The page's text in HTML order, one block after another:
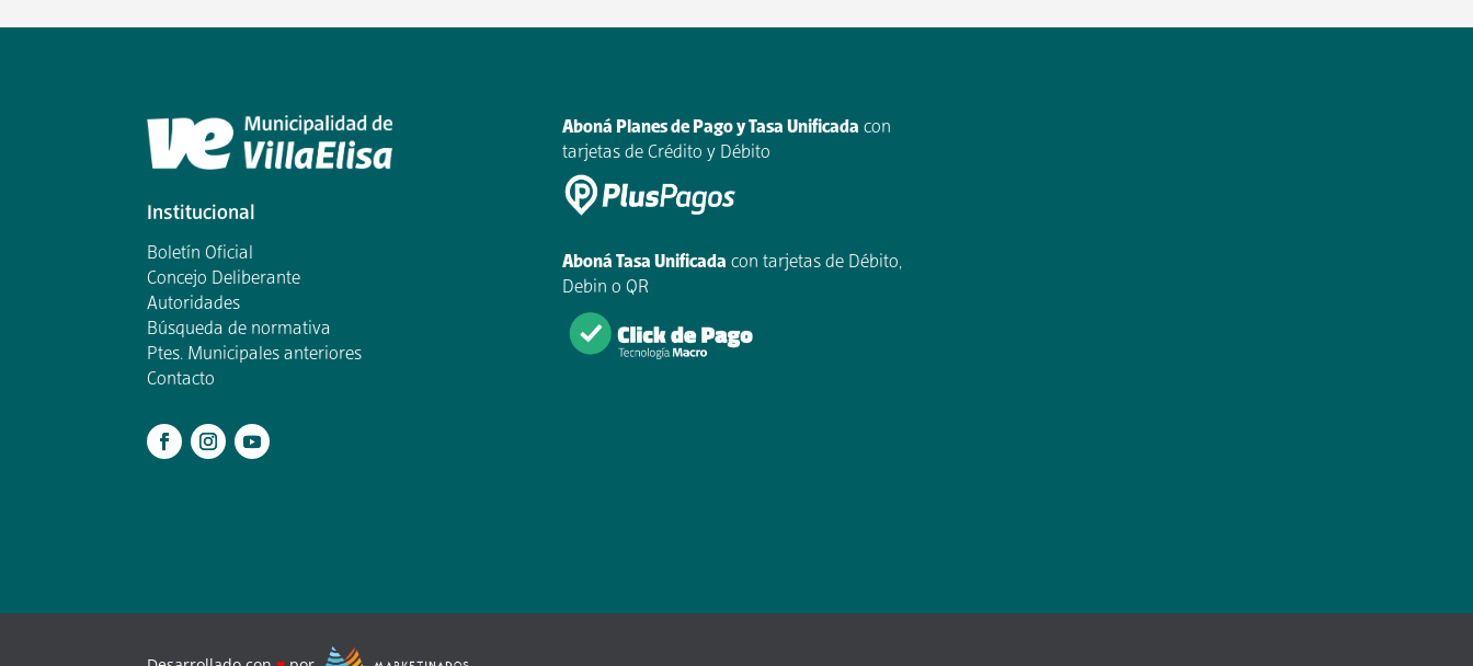
Institucional
Boletín Oficial
Concejo Deliberante
Autoridades
Búsqueda de normativa
Ptes. Municipales anteriores
Contacto
Aboná Planes de Pago y Tasa Unificada con
tarjetas de Crédito y Débito
Aboná Tasa Unificada con tarjetas de Débito,
Debin o QR